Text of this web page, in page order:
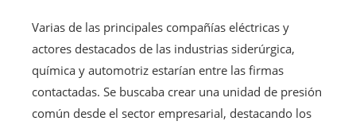
Varias de las principales compañías eléctricas y
actores destacados de las industrias siderúrgica,
química y automotriz estarían entre las firmas
contactadas. Se buscaba crear una unidad de presión
común desde el sector empresarial, destacando los